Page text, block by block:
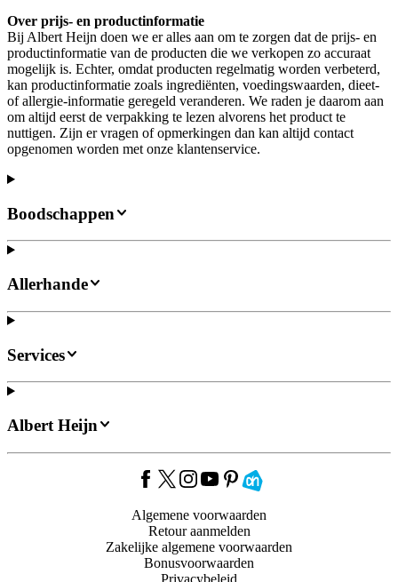
Over prijs- en productinformatie
Bij Albert Heijn doen we er alles aan om te zorgen dat de prijs- en
productinformatie van de producten die we verkopen zo accuraat
mogelijk is. Echter, omdat producten regelmatig worden verbeterd,
kan productinformatie zoals ingrediënten, voedingswaarden, dieet-
of allergie-informatie geregeld veranderen. We raden je daarom aan
om altijd eerst de verpakking te lezen alvorens het product te
nuttigen. Zijn er vragen of opmerkingen dan kan altijd contact
opgenomen worden met onze klantenservice.
Boodschappen
Allerhande
Services
Albert Heijn
Algemene voorwaarden
Retour aanmelden
Zakelijke algemene voorwaarden
Bonusvoorwaarden
Privacybeleid